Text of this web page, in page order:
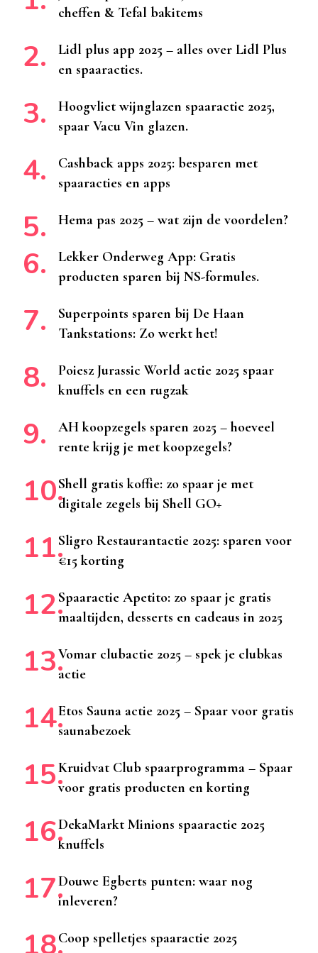
cheffen & Tefal bakitems
Lidl plus app 2025 – alles over Lidl Plus
en spaaracties.
Hoogvliet wijnglazen spaaractie 2025,
spaar Vacu Vin glazen.
Cashback apps 2025: besparen met
spaaracties en apps
Hema pas 2025 – wat zijn de voordelen?
Lekker Onderweg App: Gratis
producten sparen bij NS-formules.
Superpoints sparen bij De Haan
Tankstations: Zo werkt het!
Poiesz Jurassic World actie 2025 spaar
knuffels en een rugzak
AH koopzegels sparen 2025 – hoeveel
rente krijg je met koopzegels?
Shell gratis koffie: zo spaar je met
digitale zegels bij Shell GO+
Sligro Restaurantactie 2025: sparen voor
€15 korting
Spaaractie Apetito: zo spaar je gratis
maaltijden, desserts en cadeaus in 2025
Vomar clubactie 2025 – spek je clubkas
actie
Etos Sauna actie 2025 – Spaar voor gratis
saunabezoek
Kruidvat Club spaarprogramma – Spaar
voor gratis producten en korting
DekaMarkt Minions spaaractie 2025
knuffels
Douwe Egberts punten: waar nog
inleveren?
Coop spelletjes spaaractie 2025